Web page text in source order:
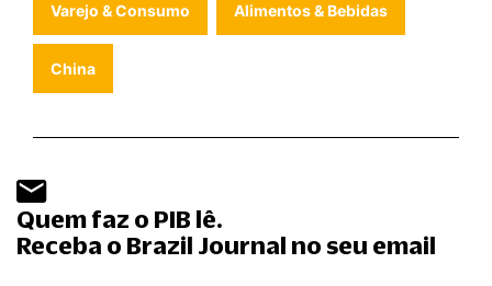
Varejo & Consumo Alimentos & Bebidas
China
Quem faz o PIB lê.
Receba o Brazil Journal no seu email